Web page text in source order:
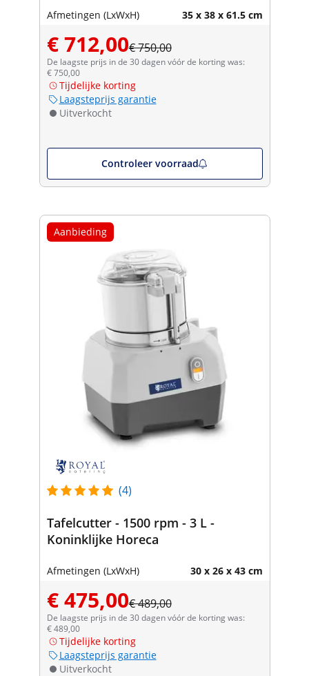
Afmetingen (LxWxH) 35 x 38 x 61.5 cm
€ 712,00€ 750,00
De laagste prijs in de 30 dagen vóór de korting was:
€ 750,00
Tijdelijke korting
Laagsteprijs garantie
Uitverkocht
Controleer voorraad
Aanbieding
(4)
Tafelcutter - 1500 rpm - 3 L -
Koninklijke Horeca
Afmetingen (LxWxH) 30 x 26 x 43 cm
€ 475,00€ 489,00
De laagste prijs in de 30 dagen vóór de korting was:
€ 489,00
Tijdelijke korting
Laagsteprijs garantie
Uitverkocht